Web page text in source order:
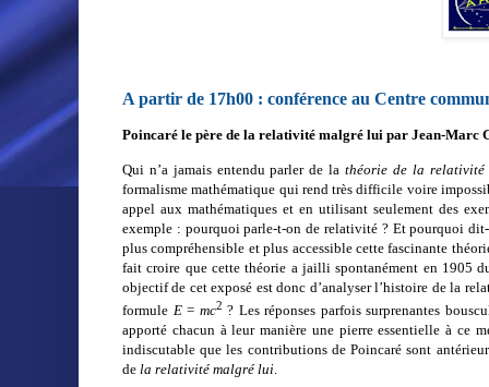
A partir de 17h00 : conférence au Centre
Poincaré le père de la relativité malgré lui par Jean-Marc
Qui n’a jamais entendu parler de la théorie de la relativité
formalisme mathématique qui rend très difficile voire
appel aux mathématiques et en utilisant seulement des
exemple : pourquoi parle-t-on de relativité ? Et pourquoi dit-
plus compréhensible et plus accessible cette fascinante
fait croire que cette théorie a jailli spontanément en 1905
objectif de cet exposé est donc d’analyser l’histoire de la
formule E= mc2 ? Les réponses parfois surprenantes
apporté chacun à leur manière une pierre essentielle à ce
indiscutable que les contributions de Poincaré sont
de la relativité malgré lui